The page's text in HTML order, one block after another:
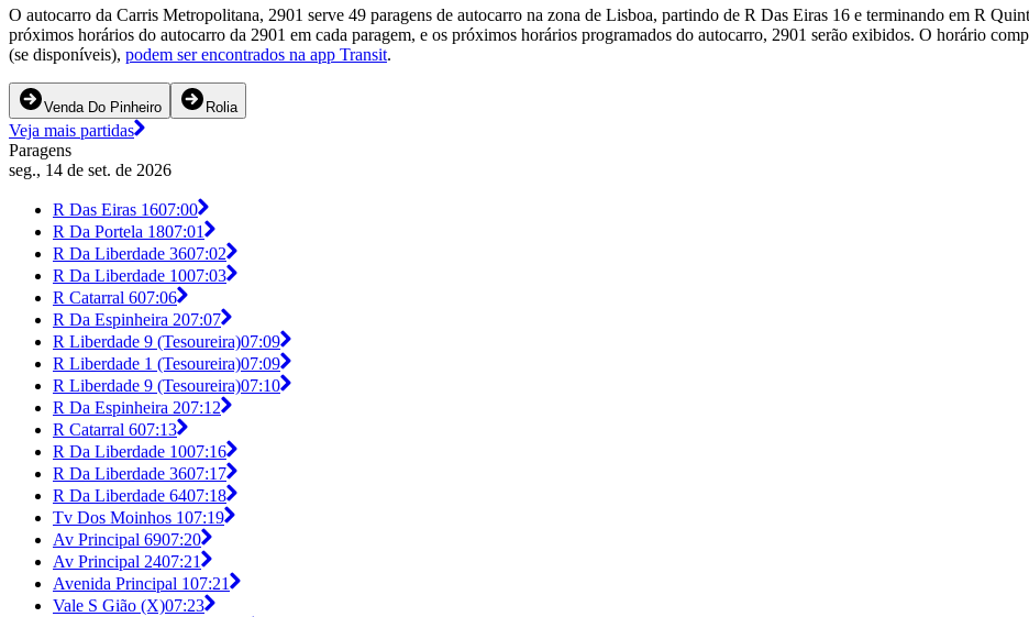
O autocarro da Carris Metropolitana, 2901 serve 49 paragens de autocarro na zona de Lisboa, partindo de R Das Eiras 16 e terminando em R
próximos horários do autocarro da 2901 em cada paragem, e os próximos horários programados do autocarro, 2901 serão exibidos. O horário
(se disponíveis), podem ser encontrados na app Transit.
Venda Do Pinheiro Rolia
Veja mais partidas
Paragens
seg., 14 de set. de 2026
R Das Eiras 1607:00
R Da Portela 1807:01
R Da Liberdade 3607:02
R Da Liberdade 1007:03
R Catarral 607:06
R Da Espinheira 207:07
R Liberdade 9 (Tesoureira)07:09
R Liberdade 1 (Tesoureira)07:09
R Liberdade 9 (Tesoureira)07:10
R Da Espinheira 207:12
R Catarral 607:13
R Da Liberdade 1007:16
R Da Liberdade 3607:17
R Da Liberdade 6407:18
Tv Dos Moinhos 107:19
Av Principal 6907:20
Av Principal 2407:21
Avenida Principal 107:21
Vale S Gião (X)07:23